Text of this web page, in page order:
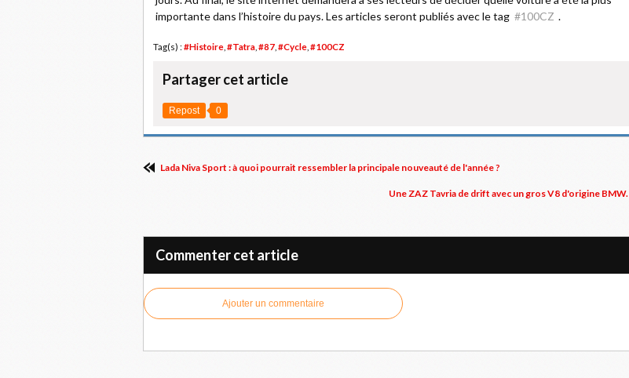
importante dans l’histoire du pays. Les articles seront publiés avec le tag #100CZ .
Tag(s) : #Histoire #Tatra #87 #Cycle #100CZ
Partager cet article
Repost 0
Lada Niva Sport : à quoi pourrait ressembler la principale nouveauté de l'année ?
Une ZAZ Tavria de drift avec un gros V8 d'origine BMW.
Commenter cet article
Ajouter un commentaire